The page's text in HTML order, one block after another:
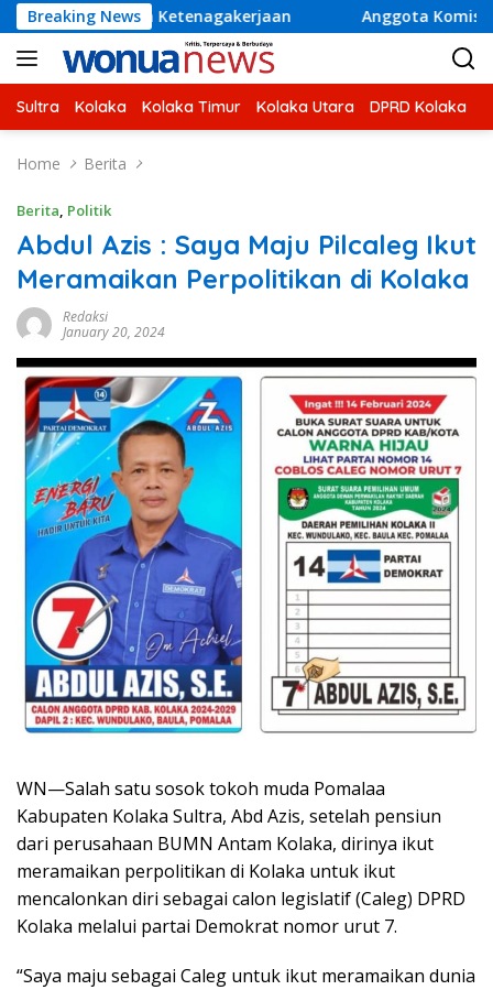
Skip
to
content
Breaking News
Ketenagakerjaan Anggota Komisi V DPR RI H
Sultra Kolaka Kolaka Timur Kolaka Utara DPRD Kolaka
Home Berita
Berita, Politik
Abdul Azis : Saya Maju Pilcaleg Ikut
Meramaikan Perpolitikan di Kolaka
Redaksi
January 20, 2024
WN—Salah satu sosok tokoh muda Pomalaa
Kabupaten Kolaka Sultra, Abd Azis, setelah pensiun
dari perusahaan BUMN Antam Kolaka, dirinya ikut
meramaikan perpolitikan di Kolaka untuk ikut
mencalonkan diri sebagai calon legislatif (Caleg) DPRD
Kolaka melalui partai Demokrat nomor urut 7.
“Saya maju sebagai Caleg untuk ikut meramaikan dunia